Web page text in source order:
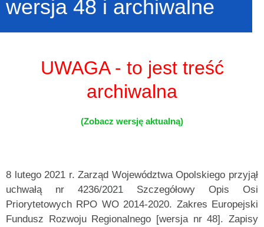
wersja 48 i archiwalne
UWAGA - to jest treść
archiwalna
(Zobacz wersję aktualną)
8 lutego 2021 r. Zarząd Województwa Opolskiego przyjął
uchwałą nr 4236/2021 Szczegółowy Opis Osi
Priorytetowych RPO WO 2014-2020. Zakres Europejski
Fundusz Rozwoju Regionalnego [wersja nr 48]. Zapisy